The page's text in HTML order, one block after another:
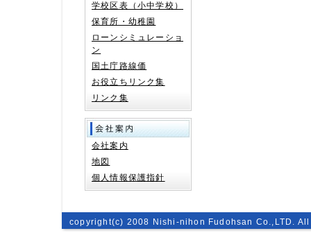
学校区表（小中学校）
保育所・幼稚園
ローンシミュレーショ
ン
国土庁路線価
お役立ちリンク集
リンク集
会社案内
地図
個人情報保護指針
copyright(c) 2008 Nishi-nihon Fudohsan Co.,LTD.